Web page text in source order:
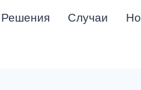
Решения Случаи